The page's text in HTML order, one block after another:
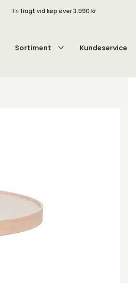
Fri fragt vid køp øver 3.990 kr
Sortiment Kundeservice